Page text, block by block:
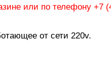
или по телефону +7
от сети 220v.